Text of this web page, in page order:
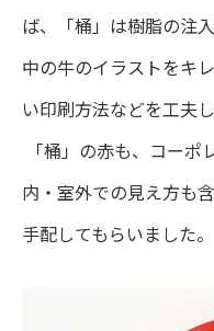
ば、「桶」は樹脂の注
中の牛のイラストをキ
い印刷方法などを工夫
「桶」の赤も、コー
内・室外での見え方も
手配してもらいました。